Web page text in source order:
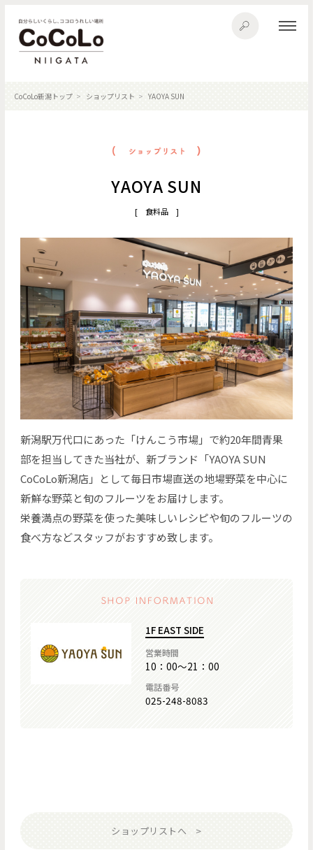
CoCoLo新潟トップ ショップリスト YAOYA SUN
YAOYA SUN
[ 食料品 ]
新潟駅万代口にあった「けんこう市場」で約20年間青果
部を担当してきた当社が、新ブランド「YAOYA SUN
CoCoLo新潟店」として毎日市場直送の地場野菜を中心に
新鮮な野菜と旬のフルーツをお届けします。
栄養満点の野菜を使った美味しいレシピや旬のフルーツの
食べ方などスタッフがおすすめ致します。
1F EAST SIDE
営業時間
10：00～21：00
電話番号
025-248-8083
ショップリストへ